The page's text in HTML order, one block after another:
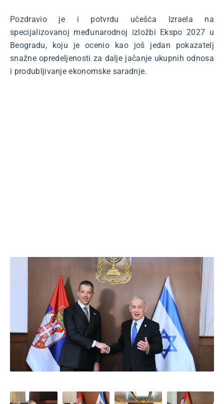
Pozdravio je i potvrdu učešća Izraela na
specijalizovanoj međunarodnoj izložbi Ekspo 2027 u
Beogradu, koju je ocenio kao još jedan pokazatelj
snažne opredeljenosti za dalje jačanje ukupnih odnosa
i produbljivanje ekonomske saradnje.